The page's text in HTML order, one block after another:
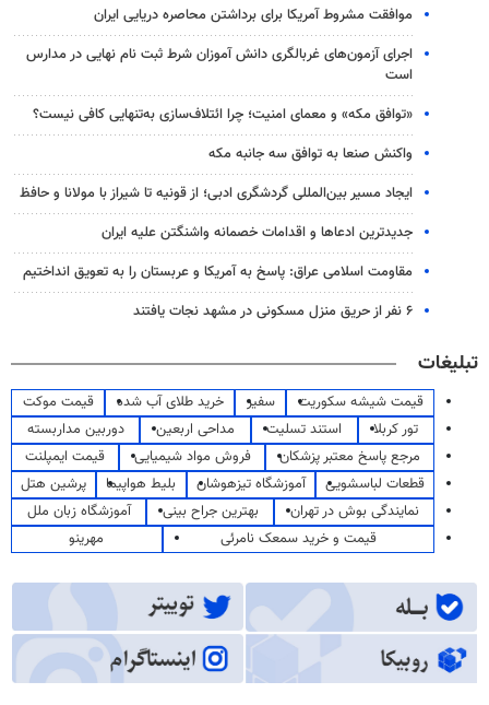
موافقت مشروط آمریکا برای برداشتن محاصره دریایی ایران
اجرای آزمون‌های غربالگری دانش آموزان شرط ثبت نام نهایی در مدارس
است
«توافق مکه» و معمای امنیت؛ چرا ائتلاف‌سازی به‌تنهایی کافی نیست؟
واکنش صنعا به توافق سه جانبه مکه
ایجاد مسیر بین‌المللی گردشگری ادبی؛ از قونیه تا شیراز با مولانا و حافظ
جدیدترین ادعاها و اقدامات خصمانه واشنگتن علیه ایران
مقاومت اسلامی عراق: پاسخ به آمریکا و عربستان را به تعویق انداختیم
۶ نفر از حریق منزل مسکونی در مشهد نجات یافتند
تبلیغات
قیمت شیشه سکوریت سفیر خرید طلای آب شده
قیمت موکت
تور کربلا
استند تسلیت مداحی اربعین
دوربین مداربسته
مرجع پاسخ معتبر پزشکان
فروش مواد شیمیایی
قیمت ایمپلنت
قطعات لباسشویی
آموزشگاه تیزهوشان بلیط هواپیما
پرشین هتل
نمایندگی بوش در تهران
بهترین جراح بینی
آموزشگاه زبان ملل
قیمت و خرید سمعک نامرئی
مهرینو